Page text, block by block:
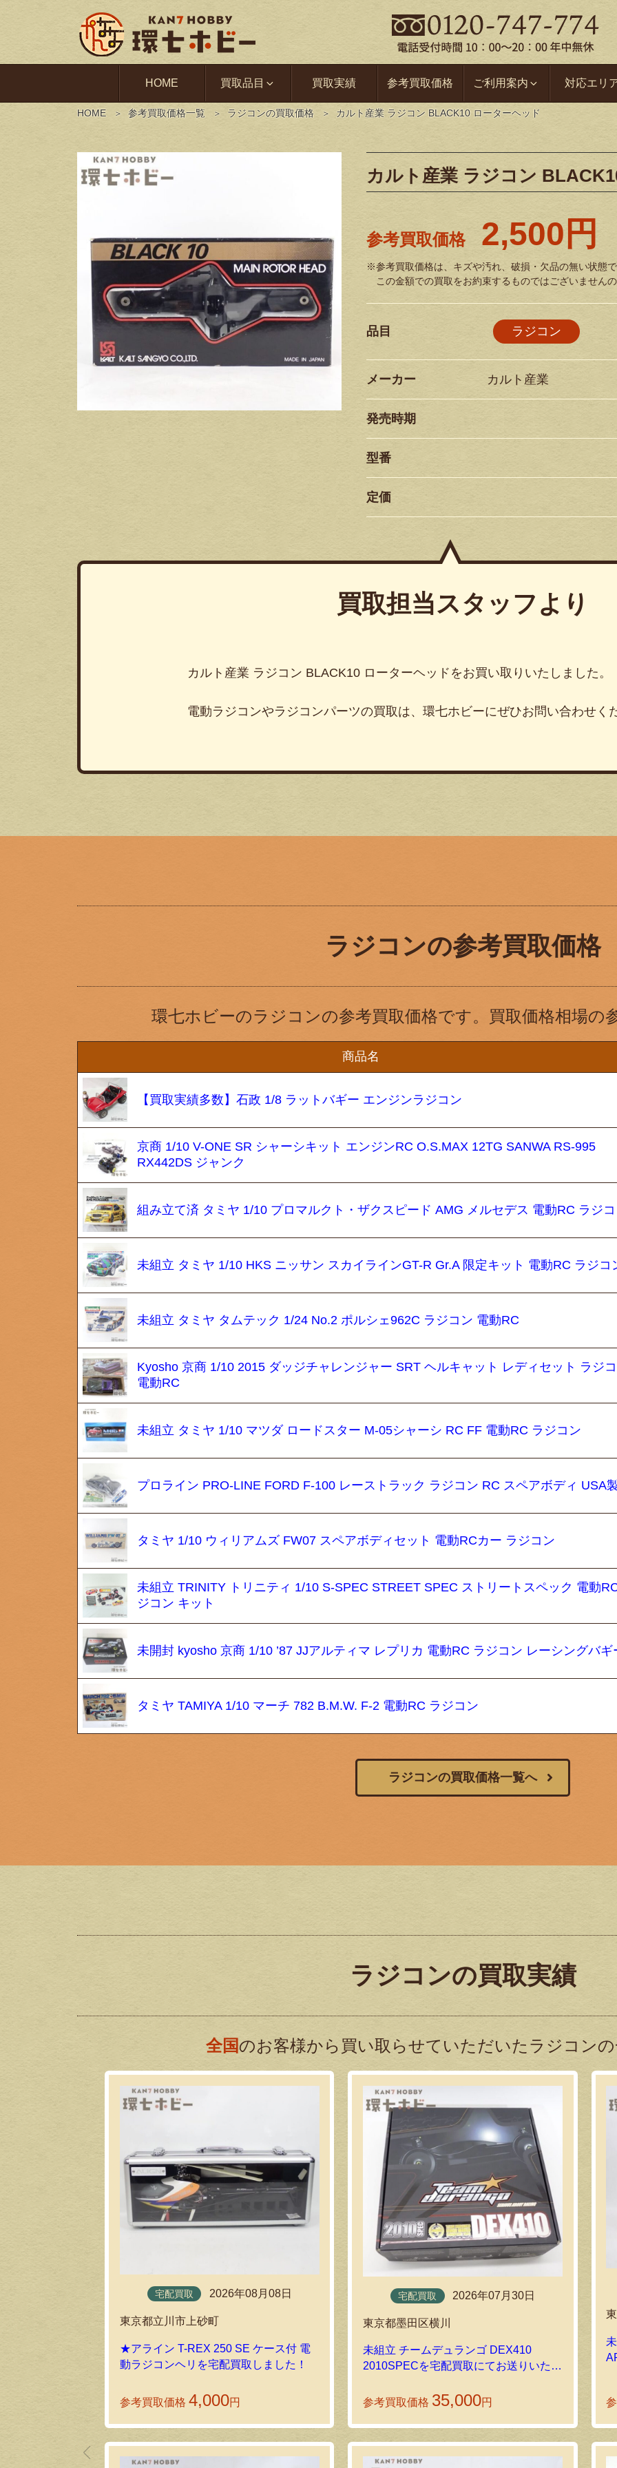
HOME 買取品目 買取実績 参考買取価格 ご利用案内 対応エリ
HOME 参考買取価格一覧 ラジコンの買取価格 カルト産業 ラジコン BLACK10 ローターヘッド
カルト産業 ラジコン
参考買取価格 2,500円
※参考買取価格は、キズや汚れ、破損・欠品の無い状態
この金額での買取をお約束するものではございません
品目 ラジコン
メーカー カルト産業
発売時期
型番
定価
買取担当スタッフより
カルト産業 ラジコン BLACK10 ローターヘッドをお買い取りいたしました。
電動ラジコンやラジコンパーツの買取は、環七ホビーにぜひお問い合わせく
ラジコンの参考買取価格
環七ホビーのラジコンの参考買取価格です。買取価格相場の
商品名
【買取実績多数】石政 1/8 ラットバギー エンジンラジコン
京商 1/10 V-ONE SR シャーシキット エンジンRC O.S.MAX 12TG SANWA RS-995
RX442DS ジャンク
組み立て済 タミヤ 1/10 プロマルクト・ザクスピード AMG メルセデス 電動RC ラジ
未組立 タミヤ 1/10 HKS ニッサン スカイラインGT-R Gr.A 限定キット 電動RC ラジコ
未組立 タミヤ タムテック 1/24 No.2 ポルシェ962C ラジコン 電動RC
Kyosho 京商 1/10 2015 ダッジチャレンジャー SRT ヘルキャット レディセット ラジ
電動RC
未組立 タミヤ 1/10 マツダ ロードスター M-05シャーシ RC FF 電動RC ラジコン
プロライン PRO-LINE FORD F-100 レーストラック ラジコン RC スペアボディ USA
タミヤ 1/10 ウィリアムズ FW07 スペアボディセット 電動RCカー ラジコン
未組立 TRINITY トリニティ 1/10 S-SPEC STREET SPEC ストリートスペック 電動
ジコン キット
未開封 kyosho 京商 1/10 ’87 JJアルティマ レプリカ 電動RC ラジコン レーシングバギ
タミヤ TAMIYA 1/10 マーチ 782 B.M.W. F-2 電動RC ラジコン
ラジコンの買取価格一覧へ
ラジコンの買取実績
全国のお客様から買い取らせていただいたラジコン
宅配買取 2026年08月08日
東京都立川市上砂町
★アライン T-REX 250 SE ケース付 電
動ラジコンヘリを宅配買取しました！
参考買取価格 4,000円
宅配買取 2026年07月30日
東京都墨田区横川
未組立 チームデュランゴ DEX410
2010SPECを宅配買取にてお送りいただ
参考買取価格 35,000円